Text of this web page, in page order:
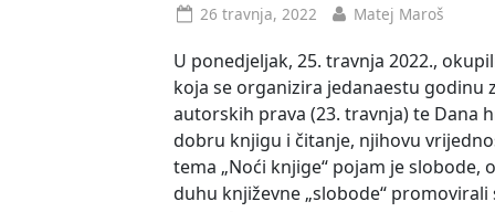
Posted
26 travnja, 2022 By
Matej Maroš
U ponedjeljak, 25. travnja 2022.,
koja se organizira jedanaestu godinu
autorskih prava (23. travnja) te Dana
dobru knjigu i čitanje, njihovu
tema „Noći knjige“ pojam je
duhu književne „slobode“